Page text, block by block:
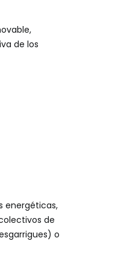
de los
energéticas,
de
o